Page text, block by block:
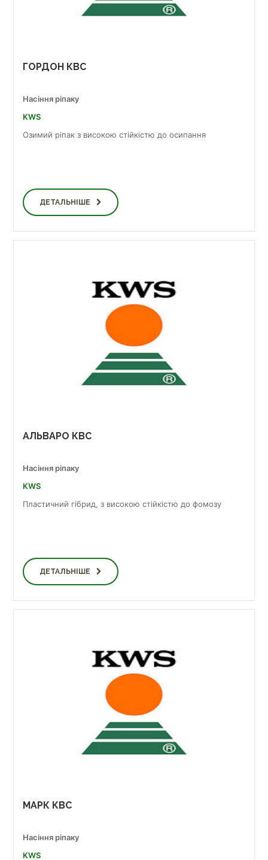
ГОРДОН КВС
Насіння ріпаку
KWS
Озимий ріпак з високою стійкістю до осипання
ДЕТАЛЬНІШЕ
АЛЬВАРО КВС
Насіння ріпаку
KWS
Пластичний гібрид, з високою стійкістю до фомозу
ДЕТАЛЬНІШЕ
МАРК КВС
Насіння ріпаку
KWS